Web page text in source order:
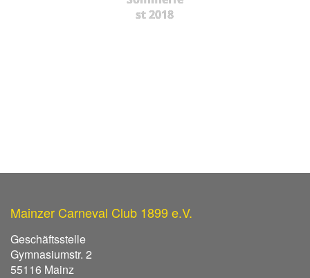
st 2018
Mainzer Carneval Club 1899 e.V.
Geschäftsstelle
Gymnasiumstr. 2
55116 Mainz